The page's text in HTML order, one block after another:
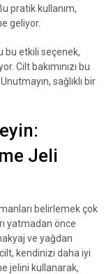
pratik kullanım,
geliyor.
bu etkili seçenek,
Cilt bakımınızı bu
sağlıklı bir
Jeli
belirlemek çok
yatmadan önce
ve yağdan
kendinizi daha iyi
jelini kullanarak,